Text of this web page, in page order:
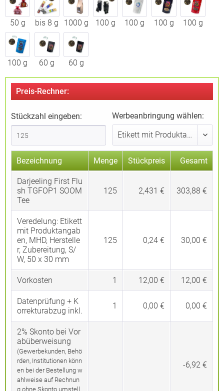
50 g bis 8 g 1000 g 100 g 100 g 100 g 100 g
100 g 60 g 60 g
Preis-Rechner:
Stückzahl eingeben: Werbeanbringung wählen:
Bezeichnung Menge Stückpreis Gesamt
Darjeeling First Flu
sh TGFOP1 SOOM
Tee
125 2,431 € 303,88 €
Veredelung: Etikett
mit Produktangab
en, MHD, Herstelle
r, Zubereitung, S/
W, 50 x 30 mm
125 0,24 € 30,00 €
Vorkosten 1 12,00 € 12,00 €
Datenprüfung + K
orrekturabzug inkl.
1 0,00 € 0,00 €
2% Skonto bei Vor
abüberweisung
(Gewerbekunden, Behö
rden, Institutionen könn
en bei der Bestellung w
ahlweise auf Rechnun
g ohne Skonto umstell
-6,92 €